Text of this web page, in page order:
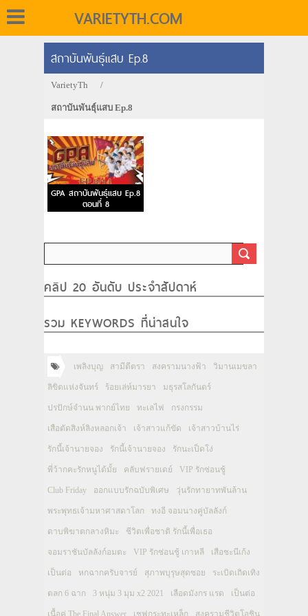
VARIETYTH.COM
สถาบันพันธุ์แสบ Ep.8
VarietyTh /
สถาบันพันธุ์แสบ Ep.8
GPA สถาบันพันธุ์แสบ Ep.8
ตอนที่ 8
คลิป 20 อันดับ ประจำสัปดาห์
รวม KEYWORDS ที่น่าสนใจ
เพลิงบุญ สามีตีตรา สงครามนางฟ้า วิมานเมขลา
ลิขิตแห่งจันทร์ ร้อยเล่ห์มารยา มธุรสโลกันตร์
ปรปักษ์จำนน พากย์ไทย ทะเลไฟ กรงกรรม
เสือตัดสิงห์ลิงหลอกเจ้า เจ้าสาวแก้ขัด เจ้าสาวบ้านไร่
รักนี้เจ้านายจอง รักนี้เจ้านายจอง รักนะเป็ดโง่
พี่ว้ากคะรักหนูได้มั้ย คลับฟรายเดย์ VIP รักซ่อนชู้
Club Friday ออกแบบรักฉบับพิเศษ วุ่นรักทายาทพันล้าน
พระพุทธเจ้ามหาศาสดาโลก ทงอี จอมนางคู่บัลลังก์
ดาบพิฆาตกลางหิมะ ชีวิตเพื่อชาติ รักนี้เพื่อเธอ
จอมราชันบัลลังก์อมตะ VIP รักซ่อนชู้ เกาหลี เสือชะนีเก้ง
เป็นต่อ หกฉากครับจารย์ สุภาพบุรุษสุดซอย ระเบิดเถิดเทิง
ตลก 6 ฉาก 3 หนุ่ม 3 มุม x2 2021 เลือดมังกร แรด เป็นต่อ
เนื้อคู่ The Final Answer เชฟกระทะเหล็ก สงครามชีวิตโอชิน